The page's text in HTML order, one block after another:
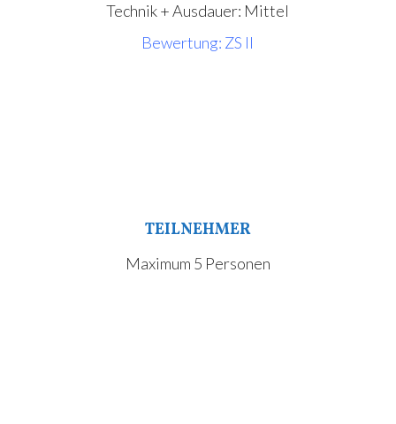
Technik + Ausdauer: Mittel
Bewertung: ZS II
TEILNEHMER
Maximum 5 Personen